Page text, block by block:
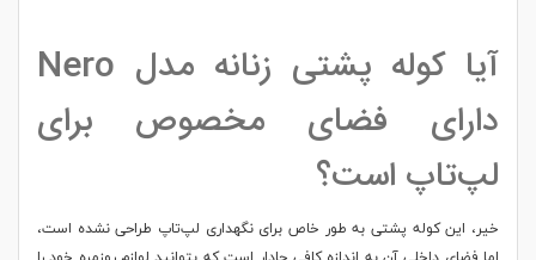
آیا کوله پشتی زنانه مدل Nero
دارای فضای مخصوص برای
لپ‌تاپ است؟
خیر، این کوله پشتی به طور خاص برای نگهداری لپ‌تاپ طراحی نشده است،